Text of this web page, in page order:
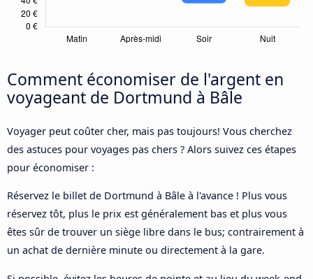
Comment économiser de l'argent en
voyageant de Dortmund à Bâle
Voyager peut coûter cher, mais pas toujours! Vous cherchez
des astuces pour voyages pas chers ? Alors suivez ces étapes
pour économiser :
Réservez le billet de Dortmund à Bâle à l'avance ! Plus vous
réservez tôt, plus le prix est généralement bas et plus vous
êtes sûr de trouver un siège libre dans le bus; contrairement à
un achat de dernière minute ou directement à la gare.